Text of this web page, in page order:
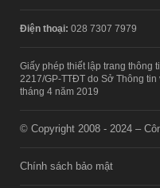
Điện thoại: 028 7307 7979
Giấy phép thiết lập trang thông
2217/GP-TTĐT do Sở Thông
tháng 4 năm 2019
© Copyright 2008 - 2024 –
Chính sách bảo mật